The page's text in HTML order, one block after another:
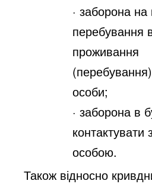
· заборона на
перебування
проживання
(перебування)
особи;
· заборона в
особою.
Також відносно